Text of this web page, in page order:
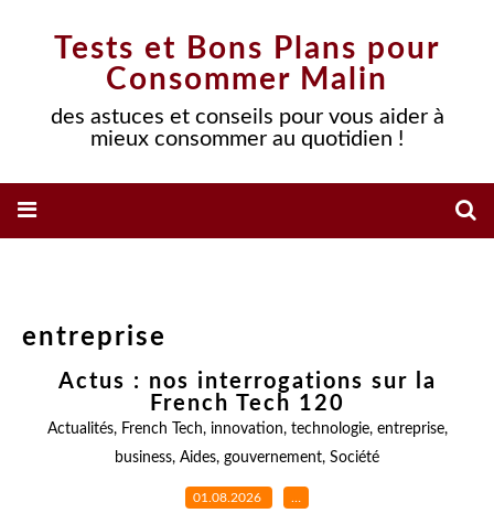
Tests et Bons Plans pour
Consommer Malin
des astuces et conseils pour vous aider à
mieux consommer au quotidien !
entreprise
Actus : nos interrogations sur la
French Tech 120
Actualités, French Tech, innovation, technologie, entreprise,
business, Aides, gouvernement, Société
01.08.2026 …